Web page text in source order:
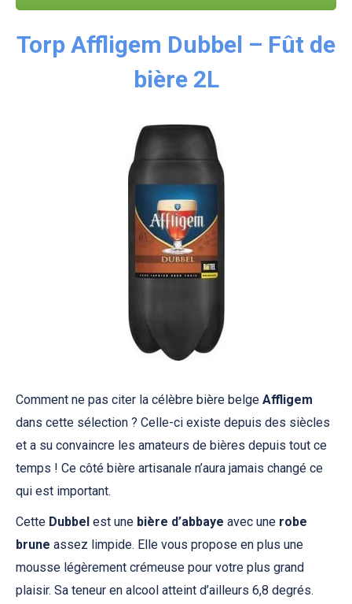
Torp Affligem Dubbel – Fût de
bière 2L
Comment ne pas citer la célèbre bière belge Affligem
dans cette sélection ? Celle-ci existe depuis des siècles
et a su convaincre les amateurs de bières depuis tout ce
temps ! Ce côté bière artisanale n’aura jamais changé ce
qui est important.
Cette Dubbel est une bière d’abbaye avec une robe
brune assez limpide. Elle vous propose en plus une
mousse légèrement crémeuse pour votre plus grand
plaisir. Sa teneur en alcool atteint d’ailleurs 6,8 degrés.